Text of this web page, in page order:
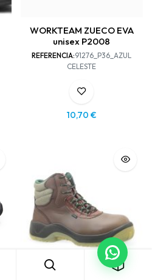
WORKTEAM ZUECO EVA
unisex P2008
REFERENCIA:91276_P36_AZUL
CELESTE
10,70 €